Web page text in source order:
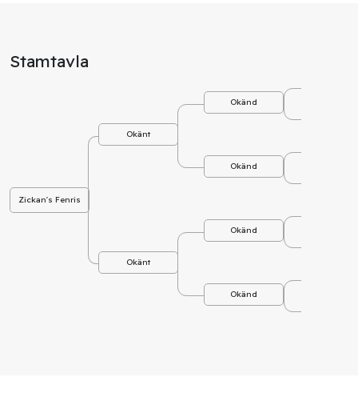
Stamtavla
Zickan's Fenris
Okänt
Okänd
Okänd
Okänt
Okänd
Okänd